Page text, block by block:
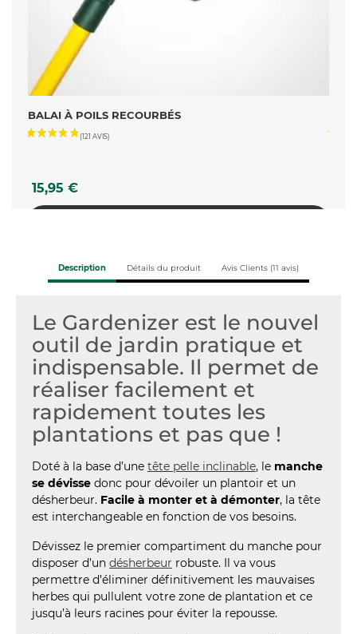
BALAI À POILS RECOURBÉS
Prix
15,95 €
Description Détails du produit Avis Clients (11 avis)
Le Gardenizer est le nouvel
outil de jardin pratique et
indispensable. Il permet de
réaliser facilement et
rapidement toutes les
plantations et pas que !
Doté à la base d’une tête pelle inclinable, le manche
se dévisse donc pour dévoiler un plantoir et un
désherbeur. Facile à monter et à démonter, la tête
est interchangeable en fonction de vos besoins.
Dévissez le premier compartiment du manche pour
disposer d’un désherbeur robuste. Il va vous
permettre d’éliminer définitivement les mauvaises
herbes qui pullulent votre zone de plantation et ce
jusqu’à leurs racines pour éviter la repousse.